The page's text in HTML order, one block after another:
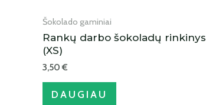
Šokolado gaminiai
Rankų darbo šokoladų rinkinys
(XS)
3,50€
DAUGIAU